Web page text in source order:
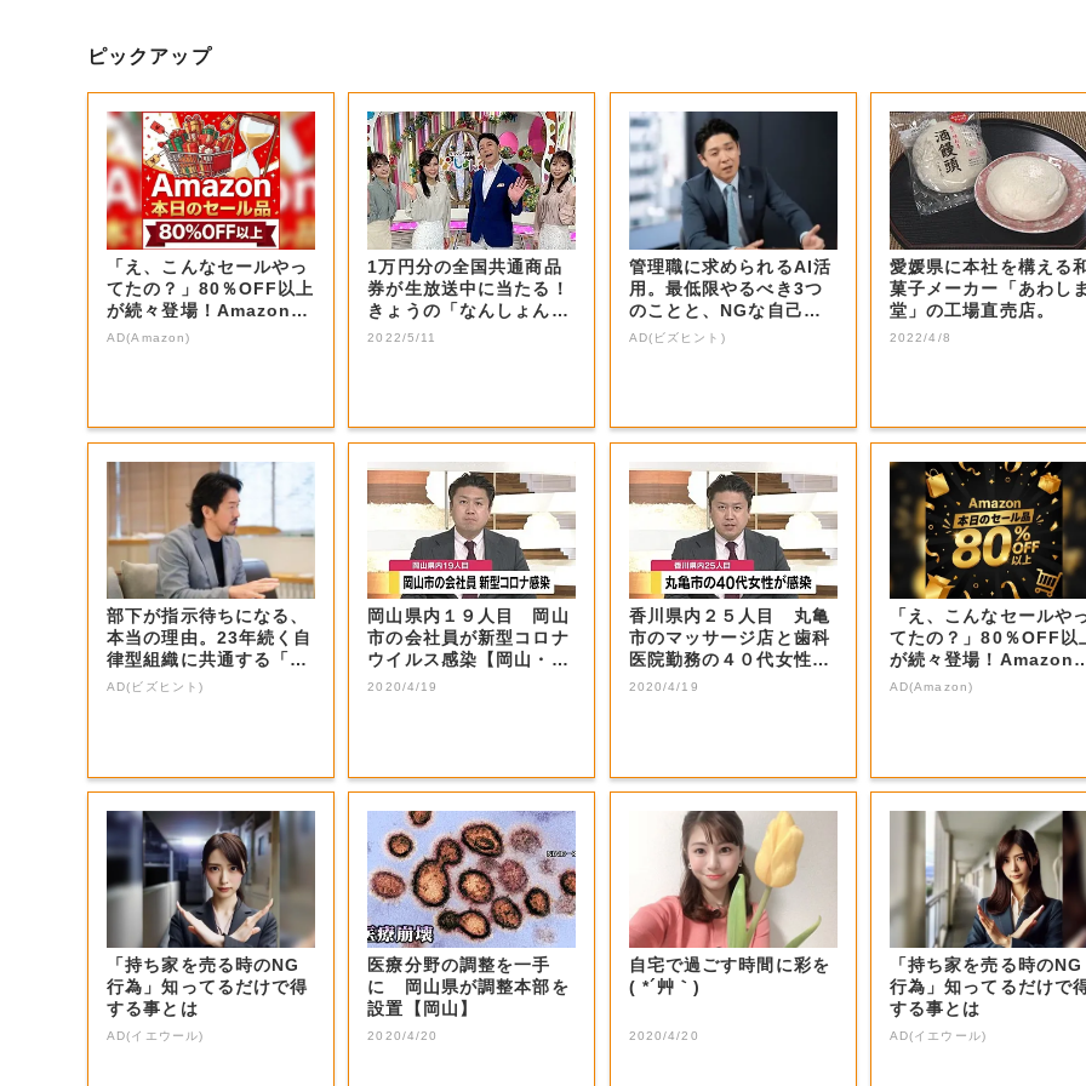
ピックアップ
「え、こんなセールやっ
てたの？」80％OFF以上
が続々登場！Amazonの
本気が...
AD(Amazon)
1万円分の全国共通商品
券が生放送中に当たる！
きょうの「なんしょん？
生電話クイズ」...
2022/5/11
管理職に求められるAI活
用。最低限やるべき3つ
のことと、NGな自己認
識
AD(ビズヒント)
愛媛県に本社を構える
菓子メーカー「あわし
堂」の工場直売店。
2022/4/8
部下が指示待ちになる、
本当の理由。23年続く自
律型組織に共通する「3
つの要素」
AD(ビズヒント)
岡山県内１９人目 岡山
市の会社員が新型コロナ
ウイルス感染【岡山・岡
山市】
2020/4/19
香川県内２５人目 丸亀
市のマッサージ店と歯科
医院勤務の４０代女性が
新型コロナ感染...
2020/4/19
「え、こんなセールや
てたの？」80％OFF以
が続々登場！Amazon
本気が...
AD(Amazon)
「持ち家を売る時のNG
行為」知ってるだけで得
する事とは
AD(イエウール)
医療分野の調整を一手
に 岡山県が調整本部を
設置【岡山】
2020/4/20
自宅で過ごす時間に彩を
( *´艸｀)
2020/4/20
「持ち家を売る時のNG
行為」知ってるだけで
する事とは
AD(イエウール)